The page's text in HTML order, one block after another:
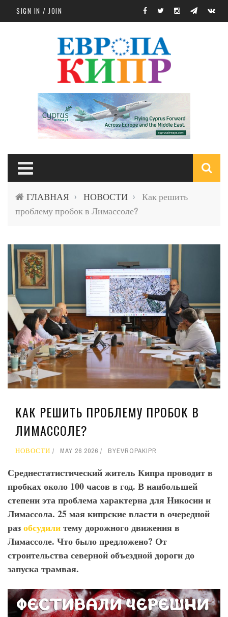
Skip to main content
SIGN IN / JOIN
ГЛАВНАЯ › НОВОСТИ ›
Как решить
проблему пробок в Лимассоле?
КАК РЕШИТЬ ПРОБЛЕМУ ПРОБОК В
ЛИМАССОЛЕ?
НОВОСТИ MAY 26 2026 BYEVROPAKIPR
Среднестатистический житель Кипра проводит в
пробках около 100 часов в год. В наибольшей
степени эта проблема характерна для Никосии и
Лимассола. 25 мая кипрские власти в очередной
разобсудилитему дорожного движения в
Лимассоле. Что было предложено? От
строительства северной объездной дороги до
запуска трамвая.